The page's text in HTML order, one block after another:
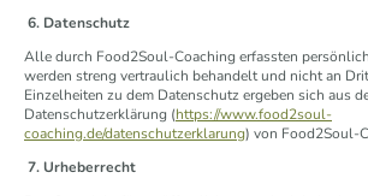
6. Datenschutz
Alle durch Food2Soul-Coaching erfassten
werden streng vertraulich behandelt und nicht an
Einzelheiten zu dem Datenschutz ergeben sich aus
Datenschutzerklärung (https://www.food2soul-
coaching.de/datenschutzerklarung) von Food2Soul-
7. Urheberrecht